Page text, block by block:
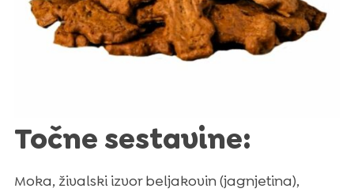
Točne sestavine:
Moka, živalski izvor beljakovin (jagnjetina),